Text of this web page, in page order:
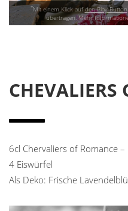
*Mit einem Klick aufden Play Button
übertragen. Mehr
CHEVALIERS
6cl Chervaliers of Romance –
4 Eiswürfel
Als Deko: Frische